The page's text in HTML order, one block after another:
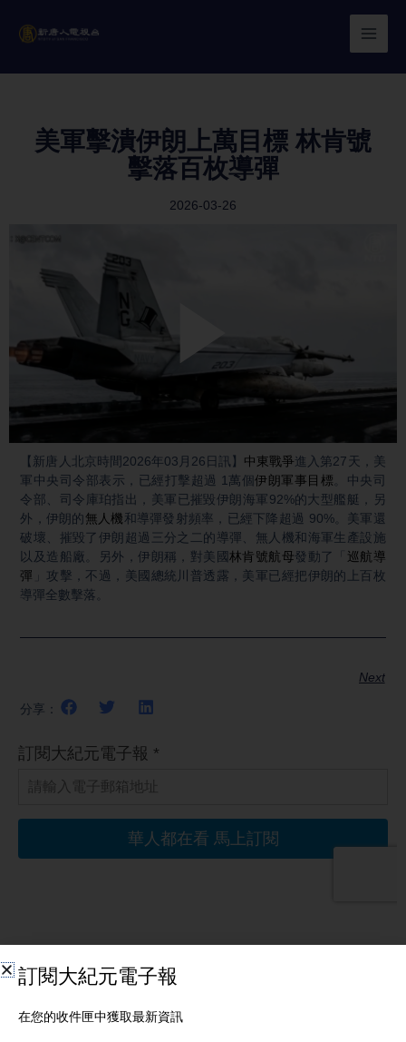
美軍擊潰伊朗上萬目標 林肯號
擊落百枚導彈
2026-03-26
【新唐人北京時間2026年03月26日訊】 中東戰爭進入第27天，美
軍中央司令部表示，已經打擊超過 1萬個伊朗軍事目標 。中央司
令部、司令庫珀指出，美軍已摧毀伊朗海軍92%的大型艦艇，另
外，伊朗的無人機和導彈發射頻率，已經下降超過 90%。美軍還
破壞、摧毀了伊朗超過三分之二的導彈、無人機和海軍生產設施
以及造船廠。另外，伊朗稱，對美國林肯號航母發動了「 巡航導
彈
」攻擊，不過，美國總統川普透露，美軍已經把伊朗的上百枚
導彈全數擊落。
Next
分享：